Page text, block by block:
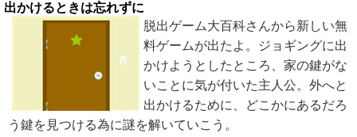
出かけるときは忘れずに
脱出ゲーム大百科さんから新しい無
料ゲームが出たよ。ジョギングに出
かけようとしたところ、家の鍵がな
いことに気が付いた主人公。外へと
出かけるために、どこかにあるだろ
う鍵を見つける為に謎を解いていこう。